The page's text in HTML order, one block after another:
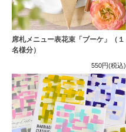
席札メニュー表花束「ブーケ」（１
名様分）
550円(税込)